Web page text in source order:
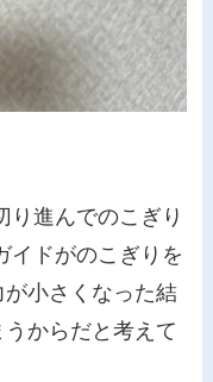
り進んでのこぎり
イドがのこぎりを
小さくなった結
からだと考えて